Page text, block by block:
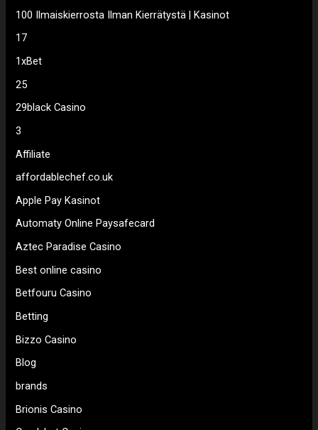
100 Ilmaiskierrosta Ilman Kierrätystä | Kasinot
17
1xBet
25
29black Casino
3
Affiliate
affordablechef.co.uk
Apple Pay Kasinot
Automaty Online Paysafecard
Aztec Paradise Casino
Best online casino
Betfouru Casino
Betting
Bizzo Casino
Blog
brands
Brionis Casino